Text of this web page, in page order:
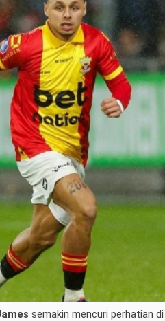
semakin mencuri perhatian di